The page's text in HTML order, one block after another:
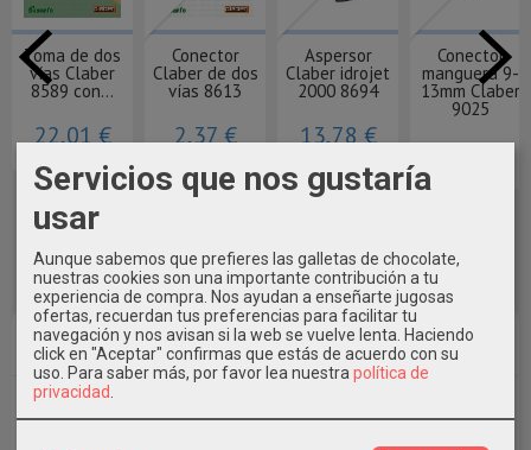
Marcas
Toma de dos
vías Claber
8589 con...
22,01 €
Conector
Claber de dos
vías 8613
2,37 €
Aspersor
Claber idrojet
2000 8694
13,78 €
Conector
manguera 9-
13mm Claber
9025
3,50 €
Servicios que nos gustaría
usar
Aunque sabemos que prefieres las galletas de chocolate,
nuestras cookies son una importante contribución a tu
experiencia de compra. Nos ayudan a enseñarte jugosas
ofertas, recuerdan tus preferencias para facilitar tu
navegación y nos avisan si la web se vuelve lenta. Haciendo
click en "Aceptar" confirmas que estás de acuerdo con su
uso. Para saber más, por favor lea nuestra política de
privacidad